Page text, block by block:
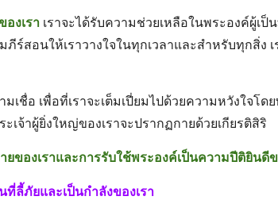
องเรา เราจะได้รับความช่วยเหลือในพระองค์ผู้
สอนให้เราวางใจในทุกเวลาและสำหรับทุกสิ่ง
ชื่อ เพื่อที่เราจะเต็มเปี่ยมไปด้วยความหวังใจโ
จ้าผู้ยิ่งใหญ่ของเราจะปรากฏกายด้วยเกียรติสิริ
ยของเราและการรับใช้พระองค์เป็นความปีติยินดีข
ที่ลี้ภัยและเป็นกำลังของเรา